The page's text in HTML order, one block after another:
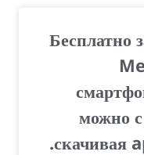
Бесплатно
можно
скачивая